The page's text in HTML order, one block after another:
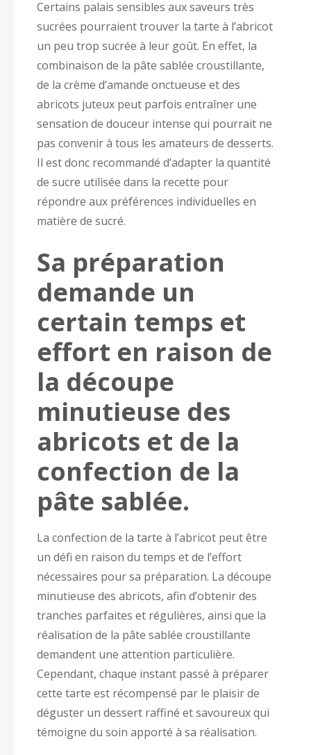
Certains palais sensibles aux saveurs très
sucrées pourraient trouver la tarte à l’abricot
un peu trop sucrée à leur goût. En effet, la
combinaison de la pâte sablée croustillante,
de la crème d’amande onctueuse et des
abricots juteux peut parfois entraîner une
sensation de douceur intense qui pourrait ne
pas convenir à tous les amateurs de desserts.
Il est donc recommandé d’adapter la quantité
de sucre utilisée dans la recette pour
répondre aux préférences individuelles en
matière de sucré.
Sa préparation
demande un
certain temps et
effort en raison de
la découpe
minutieuse des
abricots et de la
confection de la
pâte sablée.
La confection de la tarte à l’abricot peut être
un défi en raison du temps et de l’effort
nécessaires pour sa préparation. La découpe
minutieuse des abricots, afin d’obtenir des
tranches parfaites et régulières, ainsi que la
réalisation de la pâte sablée croustillante
demandent une attention particulière.
Cependant, chaque instant passé à préparer
cette tarte est récompensé par le plaisir de
déguster un dessert raffiné et savoureux qui
témoigne du soin apporté à sa réalisation.